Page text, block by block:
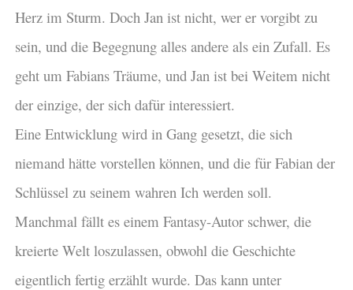
Herz im Sturm. Doch Jan ist nicht, wer er vorgibt zu
sein, und die Begegnung alles andere als ein Zufall. Es
geht um Fabians Träume, und Jan ist bei Weitem nicht
der einzige, der sich dafür interessiert.
Eine Entwicklung wird in Gang gesetzt, die sich
niemand hätte vorstellen können, und die für Fabian der
Schlüssel zu seinem wahren Ich werden soll.
Manchmal fällt es einem Fantasy-Autor schwer, die
kreierte Welt loszulassen, obwohl die Geschichte
eigentlich fertig erzählt wurde. Das kann unter